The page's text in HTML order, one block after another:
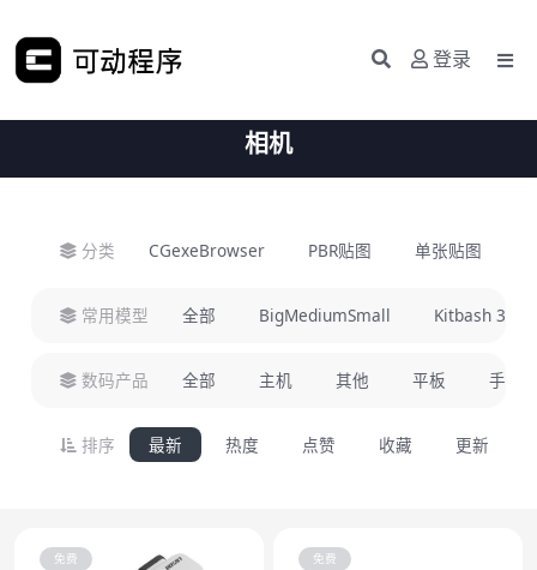
登录
相机
分类 CGexeBrowser PBR贴图 单张贴图
常用模型 全部 BigMediumSmall Kitbash 3D
数码产品 全部 主机 其他 平板 手机
排序 最新 热度 点赞 收藏 更新
免费 免费